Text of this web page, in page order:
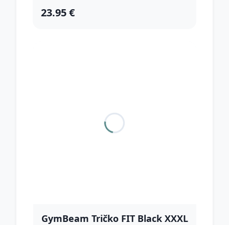
23.95 €
GymBeam Tričko FIT Black XXXL